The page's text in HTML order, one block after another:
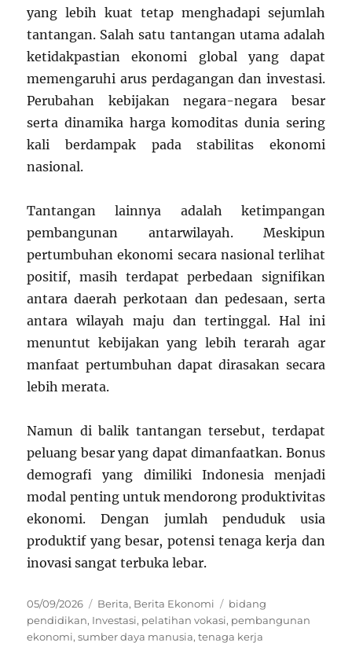
yang lebih kuat tetap menghadapi sejumlah
tantangan. Salah satu tantangan utama adalah
ketidakpastian ekonomi global yang dapat
memengaruhi arus perdagangan dan investasi.
Perubahan kebijakan negara-negara besar
serta dinamika harga komoditas dunia sering
kali berdampak pada stabilitas ekonomi
nasional.
Tantangan lainnya adalah ketimpangan
pembangunan antarwilayah. Meskipun
pertumbuhan ekonomi secara nasional terlihat
positif, masih terdapat perbedaan signifikan
antara daerah perkotaan dan pedesaan, serta
antara wilayah maju dan tertinggal. Hal ini
menuntut kebijakan yang lebih terarah agar
manfaat pertumbuhan dapat dirasakan secara
lebih merata.
Namun di balik tantangan tersebut, terdapat
peluang besar yang dapat dimanfaatkan. Bonus
demografi yang dimiliki Indonesia menjadi
modal penting untuk mendorong produktivitas
ekonomi. Dengan jumlah penduduk usia
produktif yang besar, potensi tenaga kerja dan
inovasi sangat terbuka lebar.
Posted
on
05/09/2026 Categories
Berita, Berita Ekonomi Tags
bidang
pendidikan, Investasi, pelatihan vokasi, pembangunan
ekonomi,sumber daya manusia,tenaga kerja